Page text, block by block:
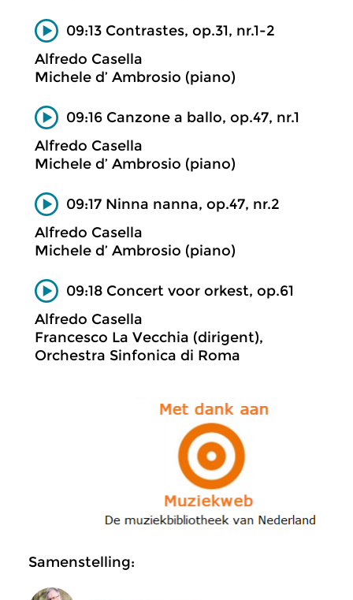
09:13 Contrastes, op.31, nr.1-2
Alfredo Casella
Michele d’ Ambrosio (piano)
09:16 Canzone a ballo, op.47, nr.1
Alfredo Casella
Michele d’ Ambrosio (piano)
09:17 Ninna nanna, op.47, nr.2
Alfredo Casella
Michele d’ Ambrosio (piano)
09:18 Concert voor orkest, op.61
Alfredo Casella
Francesco La Vecchia (dirigent),
Orchestra Sinfonica di Roma
Samenstelling: